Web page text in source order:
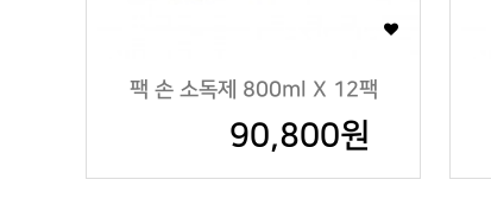
팩 손 소독제 800ml X 12팩
90,800원